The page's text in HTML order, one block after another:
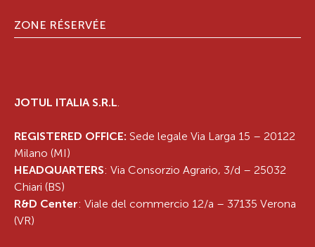
ZONE RÉSERVÉE
JOTUL ITALIA S.R.L
REGISTERED OFFICE: Sede legale Via Larga 15 – 20122
Milano (MI)
HEADQUARTERS: Via Consorzio Agrario, 3/d – 25032
Chiari (BS)
R&D Center: Viale del commercio 12/a – 37135 Verona
(VR)